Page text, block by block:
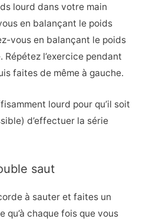
lourd dans votre main
en balançant le poids
vous en balançant le poids
l’exercice pendant
faites de même à gauche.
lourd pour qu’il soit
d’effectuer la série
saut
à sauter et faites un
qu’à chaque fois que vous